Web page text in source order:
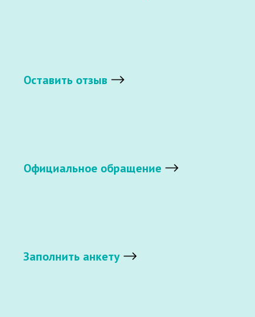
Оставить отзыв
Официальное обращение
Заполнить анкету